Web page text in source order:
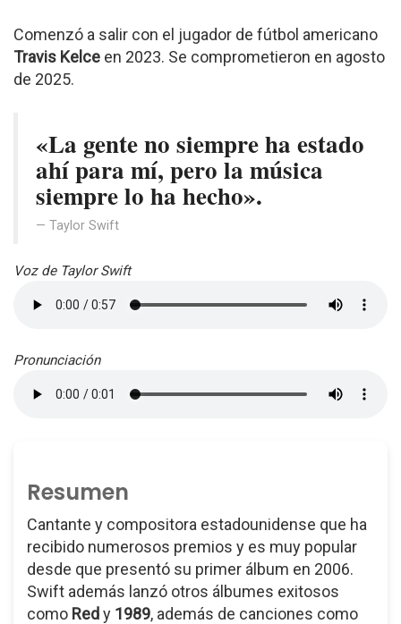
Comenzó a salir con el jugador de fútbol americano
Travis Kelce en 2023. Se comprometieron en agosto
de 2025.
«La gente no siempre ha estado
ahí para mí, pero la música
siempre lo ha hecho».
Taylor Swift
Voz de Taylor Swift
Pronunciación
Resumen
Cantante y compositora estadounidense que ha
recibido numerosos premios y es muy popular
desde que presentó su primer álbum en 2006.
Swift además lanzó otros álbumes exitosos
como Redy 1989, además de canciones como